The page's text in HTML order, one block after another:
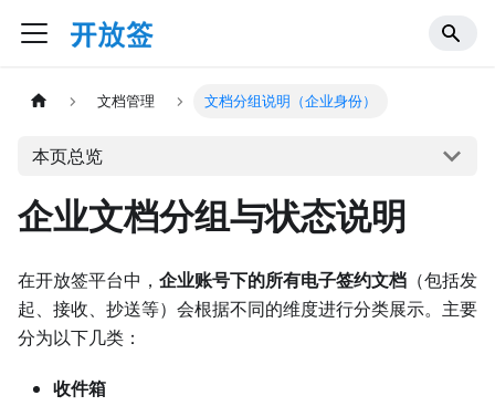
文档管理 文档分组说明（企业身份）
本页总览
企业文档分组与状态说明
在开放签平台中， 企业账号下的所有电子签约文档 （包括发
起、接收、抄送等）会根据不同的维度进行分类展示。主要
分为以下几类：
收件箱